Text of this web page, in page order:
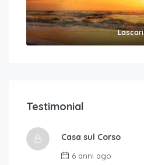
Lascari
Testimonial
Casa sul Corso
6 anni ago